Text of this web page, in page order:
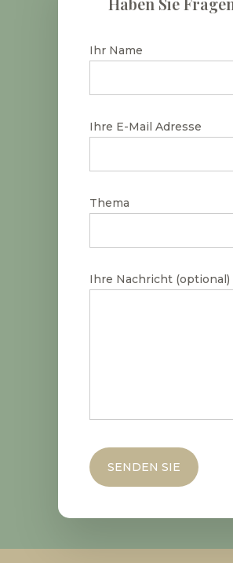
Ihr Name
Ihre E-Mail Adresse
Thema
Ihre Nachricht (optional)